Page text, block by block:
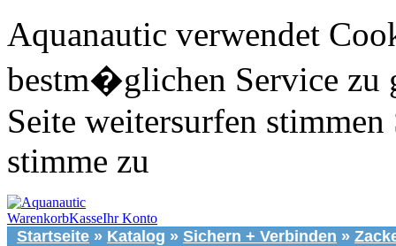
Aquanautic verwendet
bestm�glichen Service zu
Seite weitersurfen stimmen
stimme zu
WarenkorbKasseIhr Konto
Startseite » Katalog » Sichern + Verbinden »